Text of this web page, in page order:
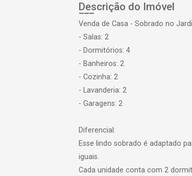
Descrição do Imóvel
Venda de Casa - Sobrado no
- Salas: 2
- Dormitórios: 4
- Banheiros: 2
- Cozinha: 2
- Lavanderia: 2
- Garagens: 2
Diferencial:
Esse lindo sobrado é adaptado
iguais.
Cada unidade conta com 2